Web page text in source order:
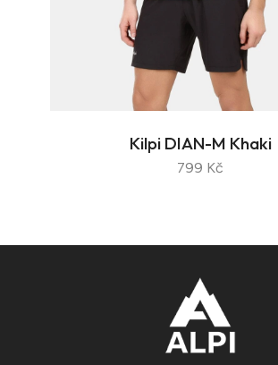
Kilpi DIAN-M Khaki
799 Kč